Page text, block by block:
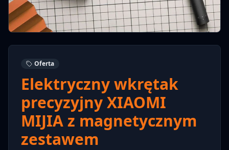
Oferta
Elektryczny wkrętak
precyzyjny XIAOMI
MIJIA z magnetycznym
zestawem